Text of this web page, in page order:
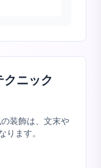
ニック
の装飾は、文末や
ります。